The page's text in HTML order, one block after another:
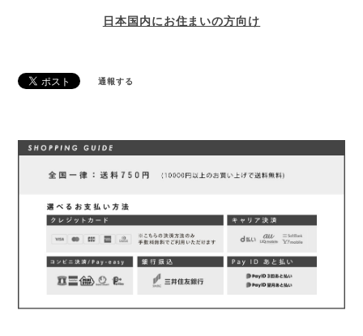
日本国内にお住まいの方向け
通報する